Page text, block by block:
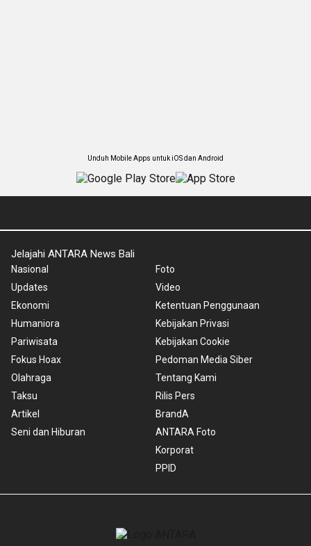
Unduh Mobile Apps untuk iOS dan Android
Jelajahi ANTARA News Bali
Nasional
Updates
Ekonomi
Humaniora
Pariwisata
Fokus Hoax
Olahraga
Taksu
Artikel
Seni dan Hiburan
Foto
Video
Ketentuan Penggunaan
Kebijakan Privasi
Kebijakan Cookie
Pedoman Media Siber
Tentang Kami
Rilis Pers
BrandA
ANTARA Foto
Korporat
PPID